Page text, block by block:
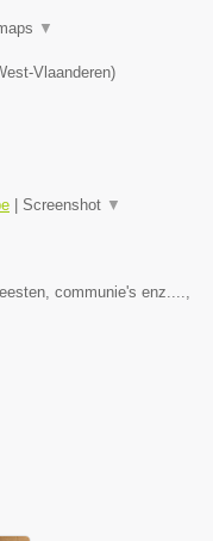
▼
Vlaanderen)
Screenshot ▼
communie's enz....,